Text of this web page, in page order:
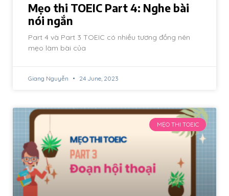
Mẹo thi TOEIC Part 4: Nghe bài
nói ngắn
Part 4 và Part 3 TOEIC có nhiều tương đồng nên
mẹo làm bài của
Giang Nguyễn 24 June, 2023
MẸO THI TOEIC